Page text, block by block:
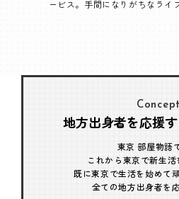
ービス。手間になりがちなライ
Concept
地方出身者を応援
東京 部屋物語
これから東京で新生活
既に東京で生活を始めて
全ての地方出身者を